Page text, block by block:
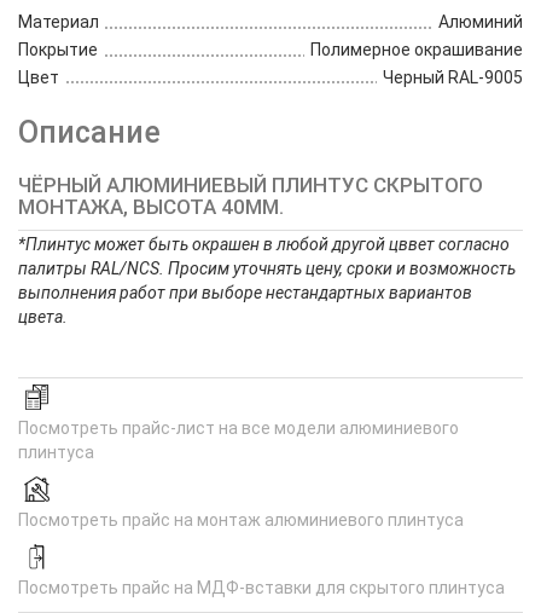
Материал
Алюминий
Покрытие
Полимерное окрашивание
Цвет
Черный RAL-9005
Описание
ЧЁРНЫЙ АЛЮМИНИЕВЫЙ ПЛИНТУС СКРЫТОГО
МОНТАЖА, ВЫСОТА 40ММ.
*Плинтус может быть окрашен в любой другой цввет согласно
палитры RAL/NCS. Просим уточнять цену, сроки и возможность
выполнения работ при выборе нестандартных вариантов
цвета.
Посмотреть прайс-лист на все модели алюминиевого
плинтуса
Посмотреть прайс на монтаж алюминиевого плинтуса
Посмотреть прайс на МДФ-вставки для скрытого плинтуса